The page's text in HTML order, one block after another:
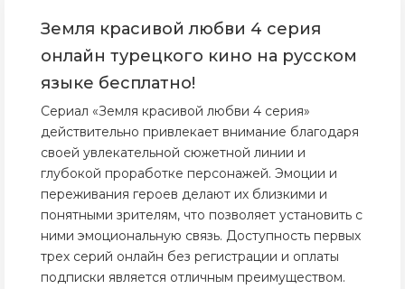
Земля красивой любви 4 серия
онлайн турецкого кино на русском
языке бесплатно!
Сериал «Земля красивой любви 4 серия»
действительно привлекает внимание благодаря
своей увлекательной сюжетной линии и
глубокой проработке персонажей. Эмоции и
переживания героев делают их близкими и
понятными зрителям, что позволяет установить с
ними эмоциональную связь. Доступность первых
трех серий онлайн без регистрации и оплаты
подписки является отличным преимуществом.